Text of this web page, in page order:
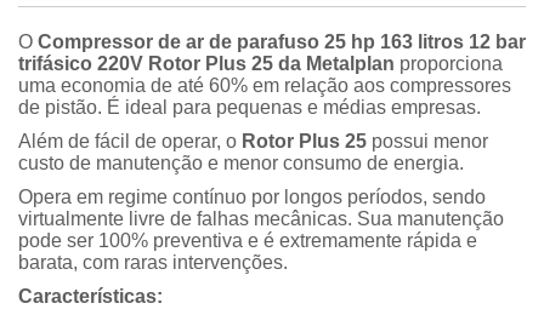
O Compressor de ar de parafuso 25 hp 163 litros 12 bar
trifásico 220V Rotor Plus 25 da Metalplan proporciona
uma economia de até 60% em relação aos compressores
de pistão. É ideal para pequenas e médias empresas.
Além de fácil de operar, o Rotor Plus 25 possui menor
custo de manutenção e menor consumo de energia.
Opera em regime contínuo por longos períodos, sendo
virtualmente livre de falhas mecânicas. Sua manutenção
pode ser 100% preventiva e é extremamente rápida e
barata, com raras intervenções.
Características: